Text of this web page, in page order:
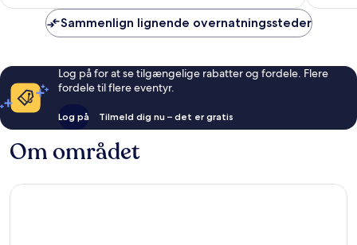
anmeldelser
Sammenlign lignende overnatningssteder
Log på for at se tilgængelige rabatter og fordele. Flere
fordele til flere eventyr.
Log på Tilmeld dig nu – det er gratis
Om området